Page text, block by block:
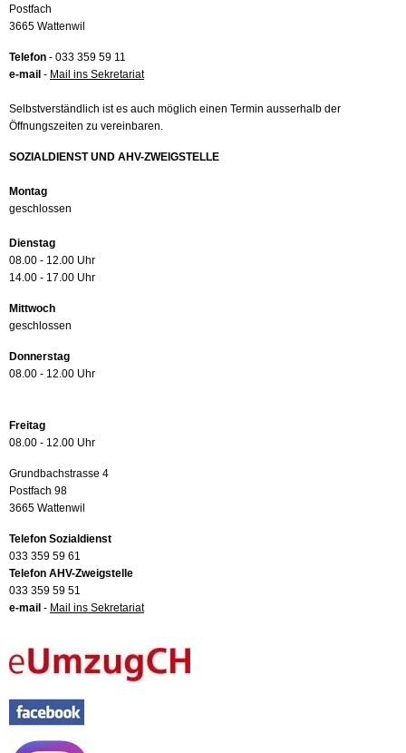
Postfach
3665 Wattenwil
Telefon - 033 359 59 11
e-mail - Mail ins Sekretariat
Selbstverständlich ist es auch möglich einen Termin ausserhalb der
Öffnungszeiten zu vereinbaren.
SOZIALDIENST UND AHV-ZWEIGSTELLE
Montag
geschlossen
Dienstag
08.00 - 12.00 Uhr
14.00 - 17.00 Uhr
Mittwoch
geschlossen
Donnerstag
08.00 - 12.00 Uhr
Freitag
08.00 - 12.00 Uhr
Grundbachstrasse 4
Postfach 98
3665 Wattenwil
Telefon Sozialdienst
033 359 59 61
Telefon AHV-Zweigstelle
033 359 59 51
e-mail - Mail ins Sekretariat